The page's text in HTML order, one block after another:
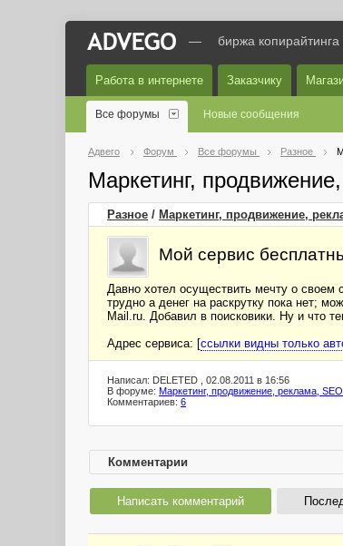
— биржа
Работа в интернете Заказчику
Все форумы Новые сообщения
Адвего Форум Все форумы Разное
Маркетинг,
Разное / Маркетинг, продвижение,
Мой сервис
Давно хотел осуществить мечту о своем
трудно а денег на раскрутку пока нет;
Mail.ru. Добавил в поисковики. Ну и что
Адрес сервиса: [ссылки видны только
Написал: DELETED , 02.08.2011 в 16:56
В форуме: Маркетинг, продвижение, реклама,
Комментариев: 6
Комментарии
Написать комментарий